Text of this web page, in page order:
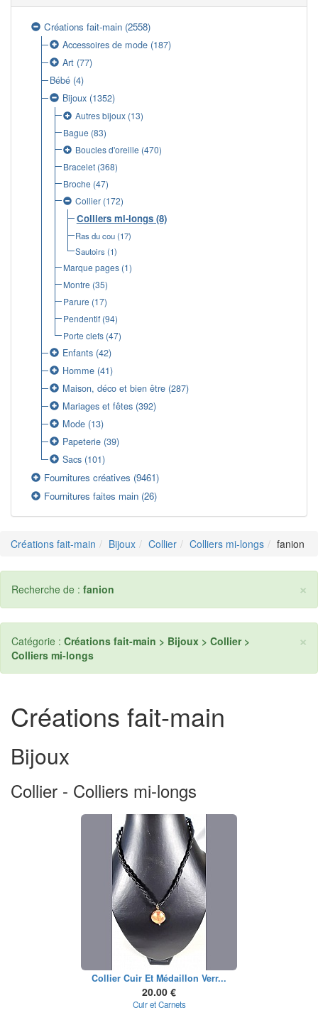
Créations fait-main (2558)
Accessoires de mode (187)
Art (77)
Bébé (4)
Bijoux (1352)
Autres bijoux(13)
Bague (83)
Boucles d'oreille (470)
Bracelet(368)
Broche (47)
Collier(172)
Colliers mi-longs(8)
Ras du cou(17)
Sautoirs(1)
Marque pages(1)
Montre (35)
Parure (17)
Pendentif(94)
Porte clefs(47)
Enfants (42)
Homme (41)
Maison, déco et bien être (287)
Mariages et fêtes (392)
Mode (13)
Papeterie (39)
Sacs (101)
Fournitures créatives (9461)
Fournitures faites main (26)
Créations fait-main Bijoux Collier Colliers mi-longs fanion
×
Recherche de : fanion
×
Catégorie : Créations fait-main > Bijoux > Collier >
Colliers mi-longs
Créations fait-main
Bijoux
Collier - Colliers mi-longs
Collier Cuir Et Médaillon Verr...
20.00 €
Cuir et Carnets